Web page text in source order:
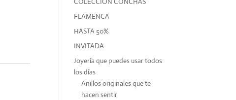
FLAMENCA
HASTA 50%
INVITADA
Joyería que puedes usar todos
los días
Anillos originales que te
hacen sentir